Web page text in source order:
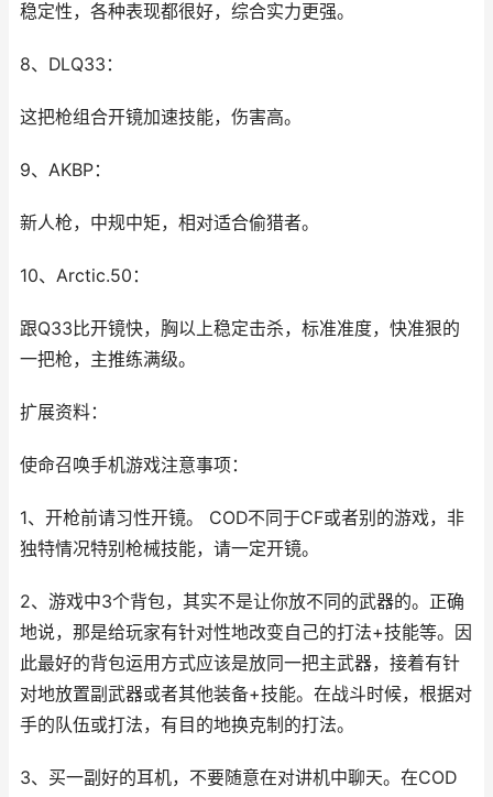
稳定性，各种表现都很好，综合实力更强。
8、DLQ33：
这把枪组合开镜加速技能，伤害高。
9、AKBP：
新人枪，中规中矩，相对适合偷猎者。
10、Arctic.50：
跟Q33比开镜快，胸以上稳定击杀，标准准度，快准狠的
一把枪，主推练满级。
扩展资料：
使命召唤手机游戏注意事项：
1、开枪前请习性开镜。 COD不同于CF或者别的游戏，非
独特情况特别枪械技能，请一定开镜。
2、游戏中3个背包，其实不是让你放不同的武器的。正确
地说，那是给玩家有针对性地改变自己的打法+技能等。因
此最好的背包运用方式应该是放同一把主武器，接着有针
对地放置副武器或者其他装备+技能。在战斗时候，根据对
手的队伍或打法，有目的地换克制的打法。
3、买一副好的耳机，不要随意在对讲机中聊天。在COD